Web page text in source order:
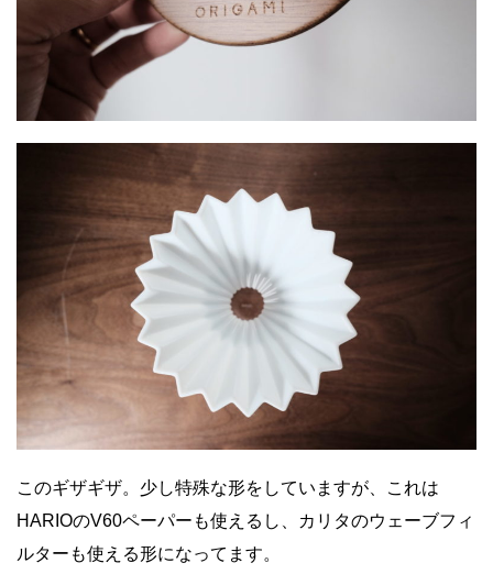
このギザギザ。少し特殊な形をしていますが、これは
HARIOのV60ペーパーも使えるし、カリタのウェーブフィ
ルターも使える形になってます。